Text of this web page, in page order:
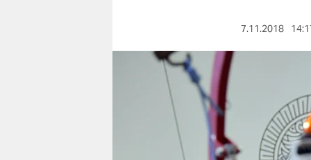
wahrheit
7.11.2018